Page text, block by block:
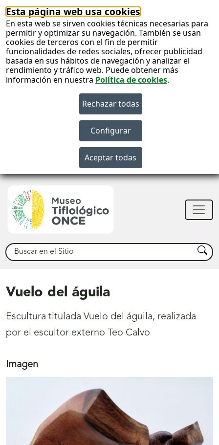
Esta página web usa cookies
En esta web se sirven cookies técnicas necesarias para
permitir y optimizar su navegación. También se usan
cookies de terceros con el fin de permitir
funcionalidades de redes sociales, ofrecer publicidad
basada en sus hábitos de navegación y analizar el
rendimiento y tráfico web. Puede obtener más
información en nuestra Política de cookies.
Buscar Buscar
Vuelo del águila
Escultura titulada Vuelo del águila, realizada
por el escultor externo Teo Calvo
Imagen